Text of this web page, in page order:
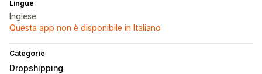
Lingue
Inglese
Questa app non è disponibile in Italiano
Categorie
Dropshipping